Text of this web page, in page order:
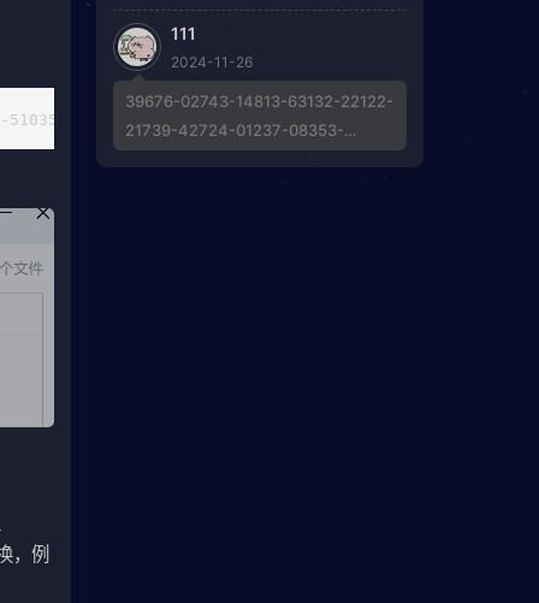
48216-24734-36781-57695-35731-64525-44540-
，例
111
2024-11-26
39676-02743-14813-63132-22122-
21739-42724-01237-08353-